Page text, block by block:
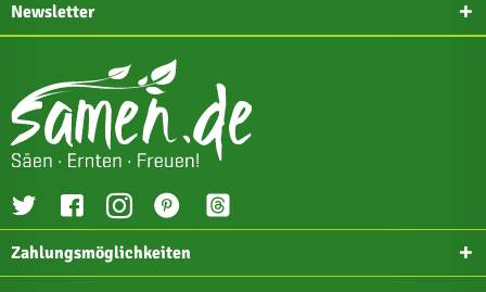
Newsletter
Zahlungsmöglichkeiten